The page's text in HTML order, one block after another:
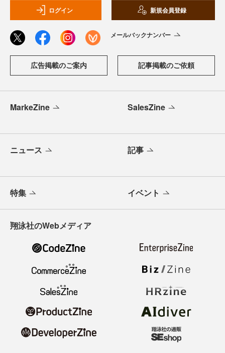
ログイン 新規会員登録
メールバックナンバー
広告掲載のご案内 記事掲載のご依頼
MarkeZine SalesZine
ニュース 記事
特集 イベント
翔泳社のWebメディア